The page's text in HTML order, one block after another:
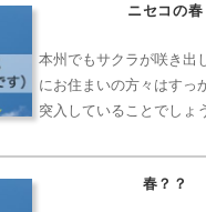
ニセコの春
本州でもサクラが咲き出
にお住まいの方々はすっ
突入していることでしょ
春？？